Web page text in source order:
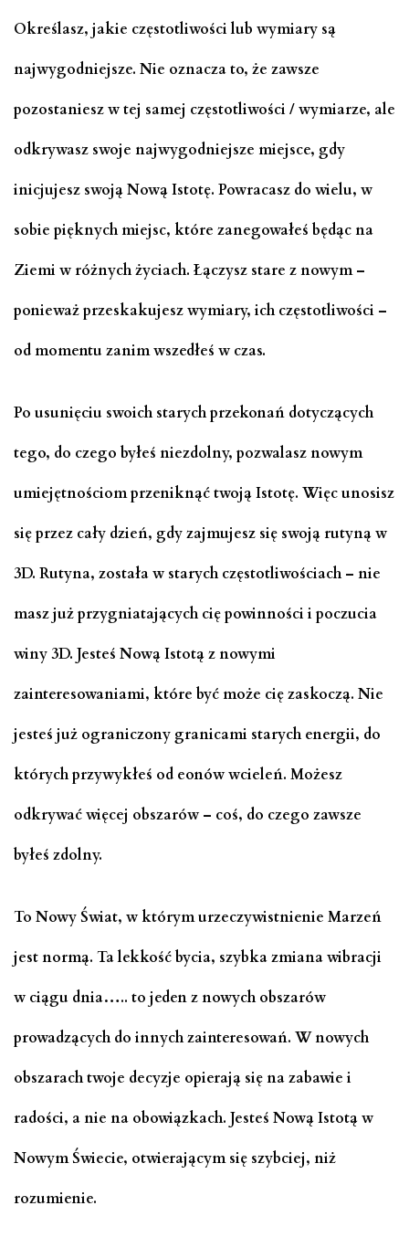
Określasz, jakie częstotliwości lub wymiary są
najwygodniejsze. Nie oznacza to, że zawsze
pozostaniesz w tej samej częstotliwości / wymiarze, ale
odkrywasz swoje najwygodniejsze miejsce, gdy
inicjujesz swoją Nową Istotę. Powracasz do wielu, w
sobie pięknych miejsc, które zanegowałeś będąc na
Ziemi w różnych życiach. Łączysz stare z nowym –
ponieważ przeskakujesz wymiary, ich częstotliwości –
od momentu zanim wszedłeś w czas.
Po usunięciu swoich starych przekonań dotyczących
tego, do czego byłeś niezdolny, pozwalasz nowym
umiejętnościom przeniknąć twoją Istotę. Więc unosisz
się przez cały dzień, gdy zajmujesz się swoją rutyną w
3D. Rutyna, została w starych częstotliwościach – nie
masz już przygniatających cię powinności i poczucia
winy 3D. Jesteś Nową Istotą z nowymi
zainteresowaniami, które być może cię zaskoczą. Nie
jesteś już ograniczony granicami starych energii, do
których przywykłeś od eonów wcieleń. Możesz
odkrywać więcej obszarów – coś, do czego zawsze
byłeś zdolny.
To Nowy Świat, w którym urzeczywistnienie Marzeń
jest normą. Ta lekkość bycia, szybka zmiana wibracji
w ciągu dnia….. to jeden z nowych obszarów
prowadzących do innych zainteresowań. W nowych
obszarach twoje decyzje opierają się na zabawie i
radości, a nie na obowiązkach. Jesteś Nową Istotą w
Nowym Świecie, otwierającym się szybciej, niż
rozumienie.